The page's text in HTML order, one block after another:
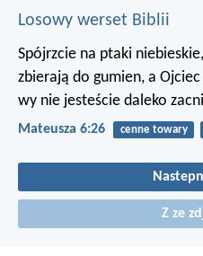
Losowy werset Biblii
Spójrzcie na ptaki
zbierają do gumien, a
wy nie jesteście daleko
Mateusza 6:26 cenne towary
Z ze